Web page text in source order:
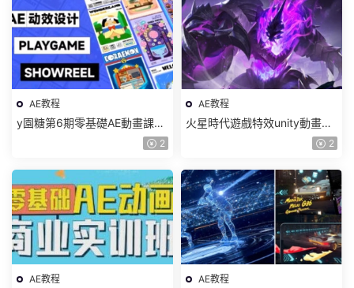
AE教程
y園糖第6期零基礎AE動畫課
2023年【畫質高清有素材】 2
AE教程
火星時代遊戲特效unity動畫大
師班2021【畫質不錯有大部分2
AE教程 AE教程